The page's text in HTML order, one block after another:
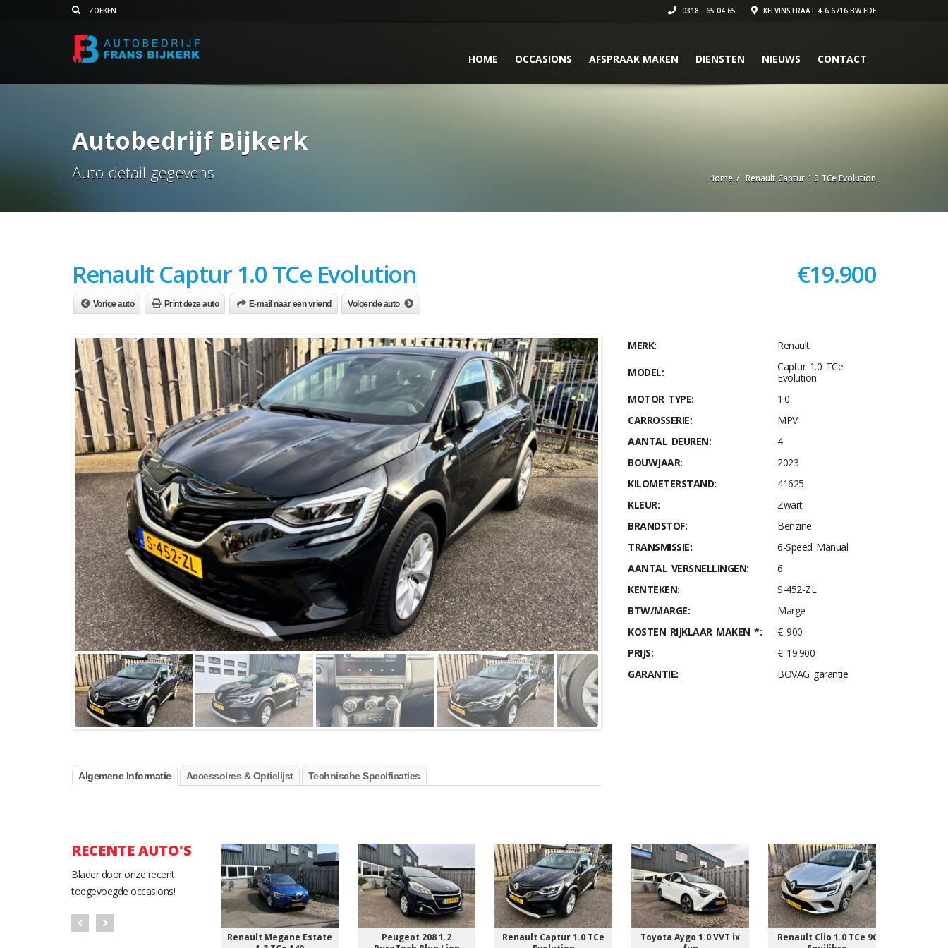
0318 - 65 04 65 KELVINSTRAAT 4-6 6716 BW EDE
HOME OCCASIONS AFSPRAAK MAKEN DIENSTEN NIEUWS CONTACT
Autobedrijf Bijkerk
Auto detail gegevens Home Renault Captur 1.0 TCe Evolution
Renault Captur 1.0 TCe Evolution €19.900
Vorige auto Print deze auto E-mail naar een vriend Volgende auto
Algemene Informatie Accessoires & Optielijst Technische Specificaties
MERK:
Renault
MODEL:
Captur 1.0 TCe
Evolution
MOTOR TYPE:
1.0
CARROSSERIE:
MPV
AANTAL DEUREN:
4
BOUWJAAR:
2023
KILOMETERSTAND:
41625
KLEUR:
Zwart
BRANDSTOF:
Benzine
TRANSMISSIE:
6-Speed Manual
AANTAL VERSNELLINGEN:
6
KENTEKEN:
S-452-ZL
BTW/MARGE:
Marge
KOSTEN RIJKLAAR MAKEN *:
€ 900
PRIJS:
€ 19.900
GARANTIE:
BOVAG garantie
RECENTE AUTO'S
Blader door onze recent
toegevoegde occasions!
Renault Megane Estate
Peugeot 208 1.2
Renault Captur 1.0 TCe
Toyota Aygo 1.0 VVT ix
Renault Clio 1.0 TCe 90